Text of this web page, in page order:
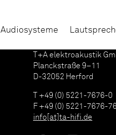
Audiosysteme
T+A elektroakustik
Planckstraße 9–11
D-32052 Herford
T +49 (0) 5221-7676-0
F +49 (0) 5221-7676-
info[at]ta-hifi.de